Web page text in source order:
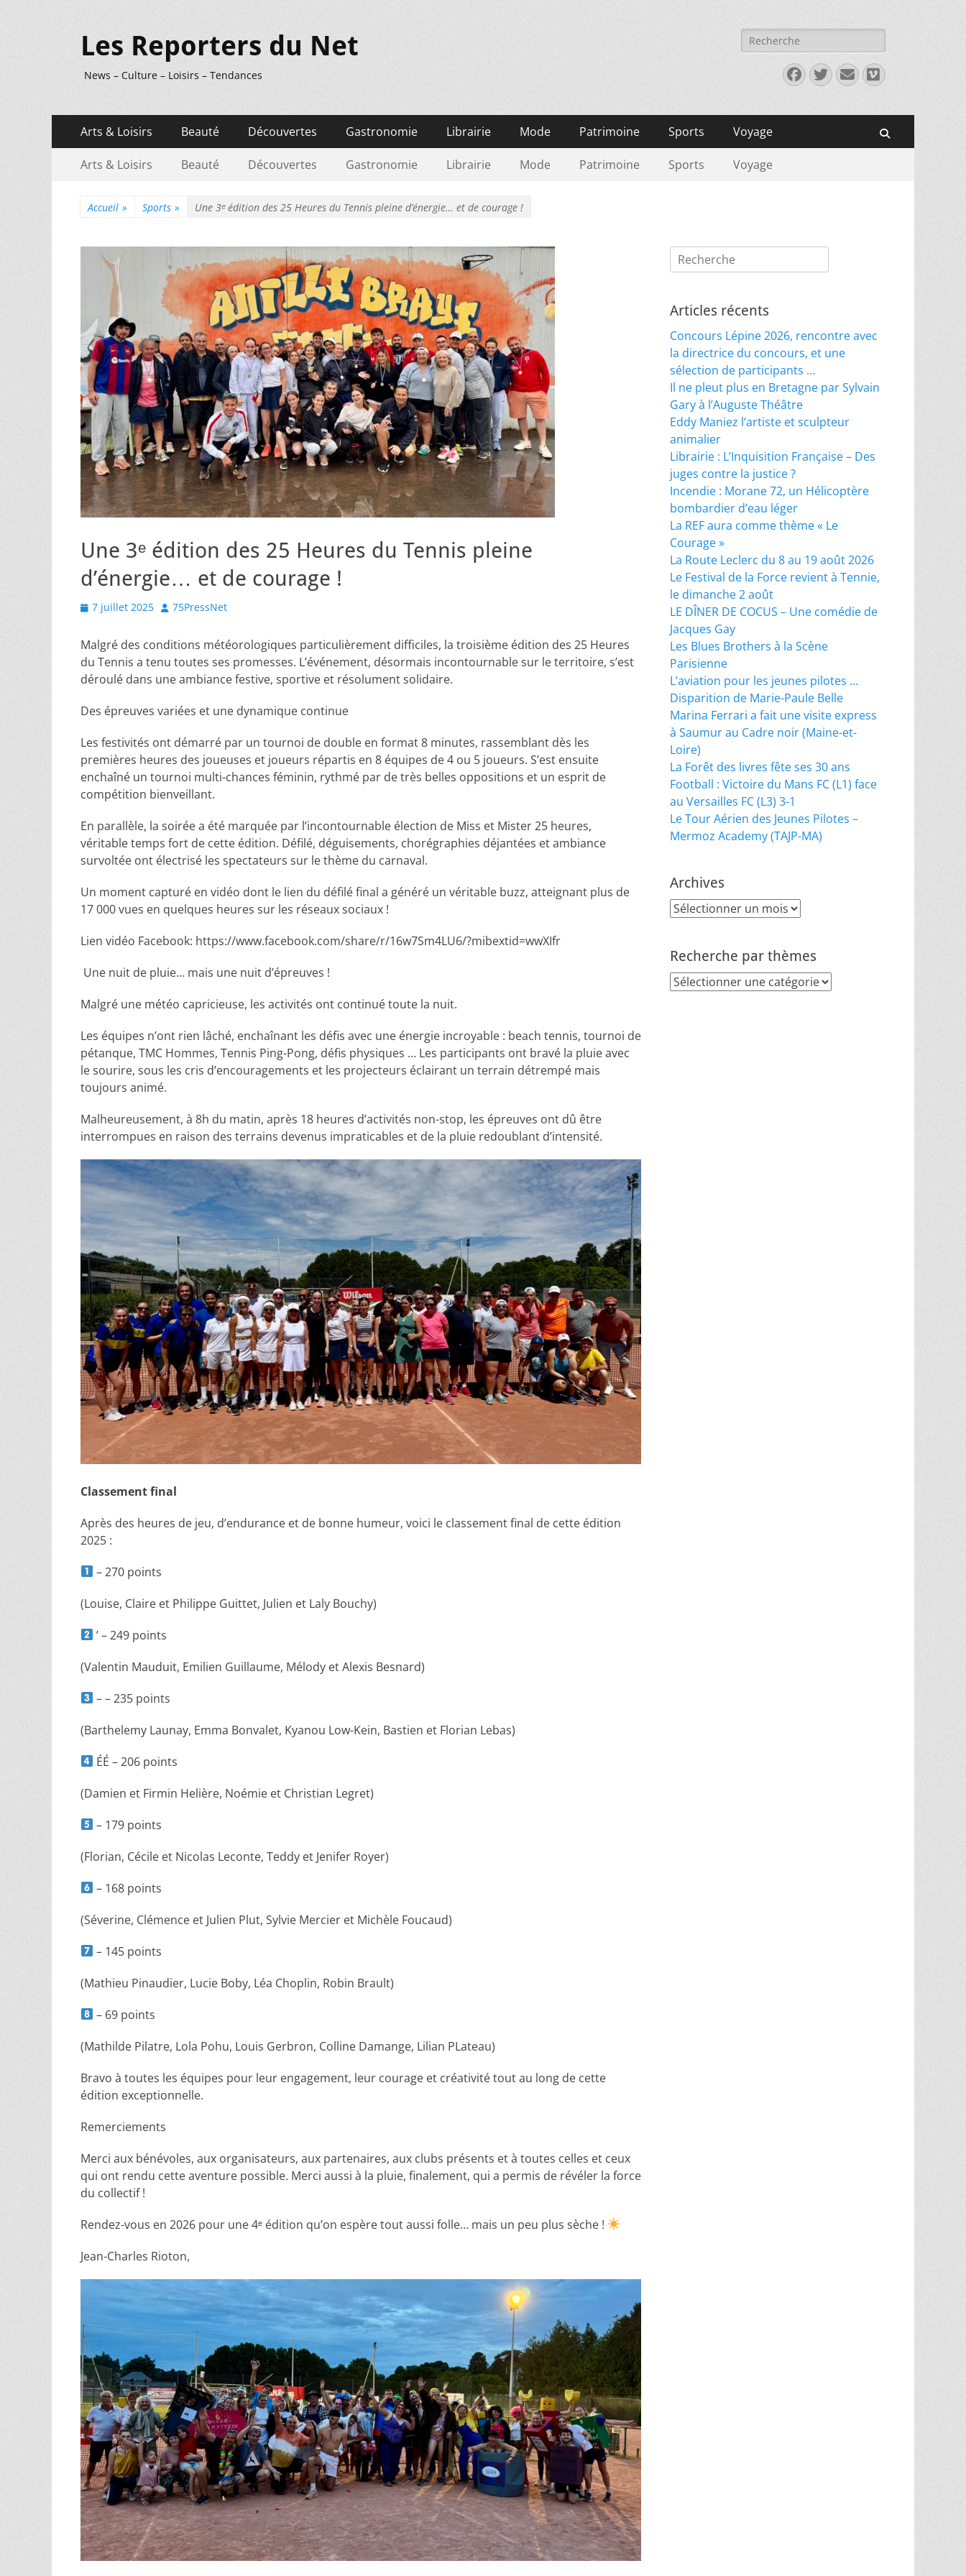
Les Reporters du Net
News – Culture – Loisirs – Tendances
Rechercher :
Facebook
Twitter
E-
mail
Vimeo
Menu
principal
contenu
Arts & Loisirs Beauté Découvertes Gastronomie Librairie Mode Patrimoine Sports Voyage
Menu
Arts & Loisirs Beauté Découvertes Gastronomie Librairie Mode Patrimoine Sports Voyage
Accueil » Sports » Une 3ᵉ édition des 25 Heures du Tennis pleine d’énergie… et de courage !
Une 3ᵉ édition des 25 Heures du Tennis pleine
d’énergie… et de courage !
Posted
7 juillet 2025 Author
75PressNet
Malgré des conditions météorologiques particulièrement difficiles, la troisième édition des 25 Heures
du Tennis a tenu toutes ses promesses. L’événement, désormais incontournable sur le territoire, s’est
déroulé dans une ambiance festive, sportive et résolument solidaire.
Des épreuves variées et une dynamique continue
Les festivités ont démarré par un tournoi de double en format 8 minutes, rassemblant dès les
premières heures des joueuses et joueurs répartis en 8 équipes de 4 ou 5 joueurs. S’est ensuite
enchaîné un tournoi multi-chances féminin, rythmé par de très belles oppositions et un esprit de
compétition bienveillant.
En parallèle, la soirée a été marquée par l’incontournable élection de Miss et Mister 25 heures,
véritable temps fort de cette édition. Défilé, déguisements, chorégraphies déjantées et ambiance
survoltée ont électrisé les spectateurs sur le thème du carnaval.
Un moment capturé en vidéo dont le lien du défilé final a généré un véritable buzz, atteignant plus de
17 000 vues en quelques heures sur les réseaux sociaux !
Lien vidéo Facebook: https://www.facebook.com/share/r/16w7Sm4LU6/?mibextid=wwXIfr
️ Une nuit de pluie… mais une nuit d’épreuves !
Malgré une météo capricieuse, les activités ont continué toute la nuit.
Les équipes n’ont rien lâché, enchaînant les défis avec une énergie incroyable : beach tennis, tournoi de
pétanque, TMC Hommes, Tennis Ping-Pong, défis physiques … Les participants ont bravé la pluie avec
le sourire, sous les cris d’encouragements et les projecteurs éclairant un terrain détrempé mais
toujours animé.
Malheureusement, à 8h du matin, après 18 heures d’activités non-stop, les épreuves ont dû être
interrompues en raison des terrains devenus impraticables et de la pluie redoublant d’intensité.
Classement final
Après des heures de jeu, d’endurance et de bonne humeur, voici le classement final de cette édition
2025 :
– 270 points
(Louise, Claire et Philippe Guittet, Julien et Laly Bouchy)
’ – 249 points
(Valentin Mauduit, Emilien Guillaume, Mélody et Alexis Besnard)
– – 235 points
(Barthelemy Launay, Emma Bonvalet, Kyanou Low-Kein, Bastien et Florian Lebas)
ÉÉ – 206 points
(Damien et Firmin Helière, Noémie et Christian Legret)
– 179 points
(Florian, Cécile et Nicolas Leconte, Teddy et Jenifer Royer)
– 168 points
(Séverine, Clémence et Julien Plut, Sylvie Mercier et Michèle Foucaud)
– 145 points
(Mathieu Pinaudier, Lucie Boby, Léa Choplin, Robin Brault)
– 69 points
(Mathilde Pilatre, Lola Pohu, Louis Gerbron, Colline Damange, Lilian PLateau)
Bravo à toutes les équipes pour leur engagement, leur courage et créativité tout au long de cette
édition exceptionnelle.
Remerciements
Merci aux bénévoles, aux organisateurs, aux partenaires, aux clubs présents et à toutes celles et ceux
qui ont rendu cette aventure possible. Merci aussi à la pluie, finalement, qui a permis de révéler la force
du collectif !
Rendez-vous en 2026 pour une 4ᵉ édition qu’on espère tout aussi folle… mais un peu plus sèche !
Jean-Charles Rioton,
Rechercher :
Articles récents
Concours Lépine 2026, rencontre avec
la directrice du concours, et une
sélection de participants …
Il ne pleut plus en Bretagne par Sylvain
Gary à l’Auguste Théâtre
Eddy Maniez l’artiste et sculpteur
animalier
Librairie : L’Inquisition Française – Des
juges contre la justice ?
Incendie : Morane 72, un Hélicoptère
bombardier d’eau léger
La REF aura comme thème « Le
Courage »
La Route Leclerc du 8 au 19 août 2026
Le Festival de la Force revient à Tennie,
le dimanche 2 août
LE DÎNER DE COCUS – Une comédie de
Jacques Gay
Les Blues Brothers à la Scène
Parisienne
L’aviation pour les jeunes pilotes …
Disparition de Marie-Paule Belle
Marina Ferrari a fait une visite express
à Saumur au Cadre noir (Maine-et-
Loire)
La Forêt des livres fête ses 30 ans
Football : Victoire du Mans FC (L1) face
au Versailles FC (L3) 3-1
Le Tour Aérien des Jeunes Pilotes –
Mermoz Academy (TAJP-MA)
Archives
Archives
Recherche par thèmes
Recherche